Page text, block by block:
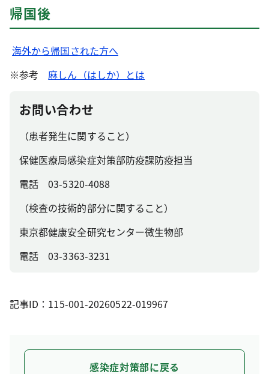
帰国後
海外から帰国された方へ
※参考麻しん（はしか）とは
お問い合わせ
（患者発生に関すること）
保健医療局感染症対策部防疫課防疫担当
電話 03-5320-4088
（検査の技術的部分に関すること）
東京都健康安全研究センター微生物部
電話 03-3363-3231
記事ID：115-001-20260522-019967
感染症対策部に戻る